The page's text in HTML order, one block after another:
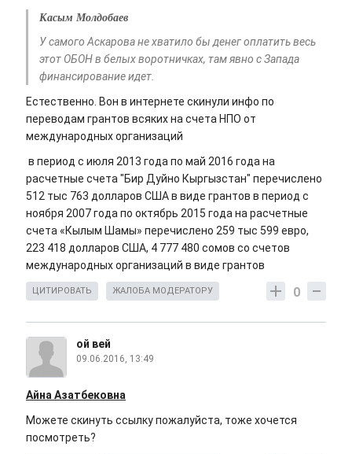
Касым Молдобаев
У самого Аскарова не хватило бы денег оплатить весь
этот ОБОН в белых воротничках, там явно с Запада
финансирование идет.
Естественно. Вон в интернете скинули инфо по
переводам грантов всяких на счета НПО от
международных организаций
в период с июля 2013 года по май 2016 года на
расчетные счета "Бир Дуйно Кыргызстан" перечислено
512 тыс 763 долларов США в виде грантов в период с
ноября 2007 года по октябрь 2015 года на расчетные
счета «Кылым Шамы» перечислено 259 тыс 599 евро,
223 418 долларов США, 4 777 480 сомов со счетов
международных организаций в виде грантов
0
ЦИТИРОВАТЬ ЖАЛОБА МОДЕРАТОРУ
ой вей
09.06.2016, 13:49
Айна Азатбековна
Можете скинуть ссылку пожалуйста, тоже хочется
посмотреть?